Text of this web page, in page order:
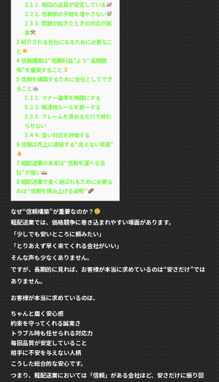
2.1 1. 毎回の品質が安定している
2.2 2. 依頼側の手間を増やさない
2.3 3. 問題が起きたときの対応が誠
実
3 紹介される会社になるために必要なこ
と
4信頼構築は“短期利益”より“長期関
係”を重視すること
5 信頼を構築するために会社としてでき
ること
5.1 1. マナー基準を明確にする
5.2 2. 報連相ルールを統一する
5.3 3. クレームを責めるだけで終わ
らせない
5.44. 良い対応を評価する
6信頼は売上に直結する“見えない資産”
7軽配送業の未来は“信頼を運べる会
社”が強い
8軽配送業で長く選ばれるために必要な
のは“信頼を積み上げる姿勢”
なぜ“信頼構築”が重要なのか？
軽配送業では、価格競争に巻き込まれやすい場面があります。
「少しでも安いところに頼みたい」
「とりあえず早く来てくれる会社がいい」
そんな声も少なくありません。
ですが、長期的に見れば、お客様が本当に求めているのは“安さだけ”では
ありません。
お客様が本当に求めているのは、
ちゃんと届く安心感
約束を守ってくれる誠実さ
トラブル時も任せられる対応力
毎回品質が安定していること
相手に不安を与えない人柄
こうした総合的な安心です。
つまり、軽配送業においては「信頼」がある会社ほど、安さだけに振り回